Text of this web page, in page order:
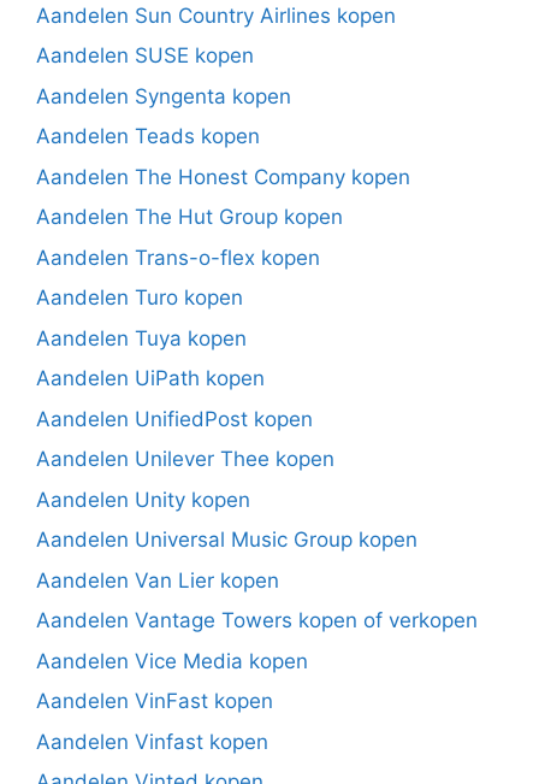
Aandelen Sun Country Airlines kopen
Aandelen SUSE kopen
Aandelen Syngenta kopen
Aandelen Teads kopen
Aandelen The Honest Company kopen
Aandelen The Hut Group kopen
Aandelen Trans-o-flex kopen
Aandelen Turo kopen
Aandelen Tuya kopen
Aandelen UiPath kopen
Aandelen UnifiedPost kopen
Aandelen Unilever Thee kopen
Aandelen Unity kopen
Aandelen Universal Music Group kopen
Aandelen Van Lier kopen
Aandelen Vantage Towers kopen of verkopen
Aandelen Vice Media kopen
Aandelen VinFast kopen
Aandelen Vinfast kopen